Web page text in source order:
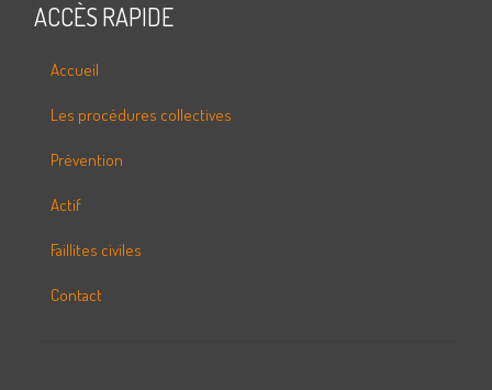
ACCÈS RAPIDE
Accueil
Les procédures collectives
Prévention
Actif
Faillites civiles
Contact